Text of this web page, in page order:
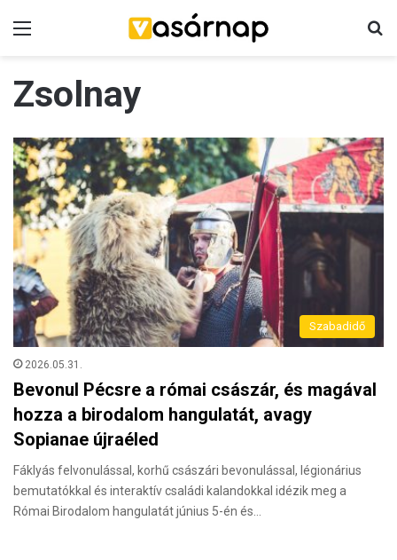
Zsolnay
Szabadidő
2026.05.31.
Bevonul Pécsre a római császár, és magával
hozza a birodalom hangulatát, avagy
Sopianae újraéled
Fáklyás felvonulással, korhű császári bevonulással, légionárius
bemutatókkal és interaktív családi kalandokkal idézik meg a
Római Birodalom hangulatát június 5-én és…